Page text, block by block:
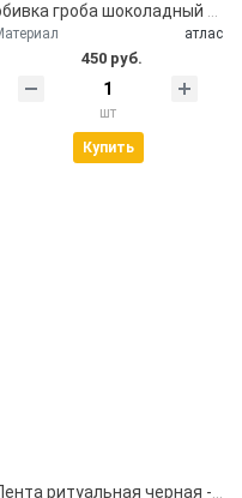
обивка гроба шоколадный атлас
атлас
450 руб.
шт
Купить